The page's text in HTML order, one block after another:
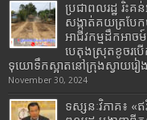
ប្រជាពលរដ្ឋ រិះគន់
សង្កាត់គយត្របែក
អាជីវកម្មដឹកអាច
បេតុងស្រុតខូចរប
ទុយោទឹកស្អាតនៅក្រុងស្វាយរៀង
November 30, 2024
ទស្សនៈវិភាគ៖ «